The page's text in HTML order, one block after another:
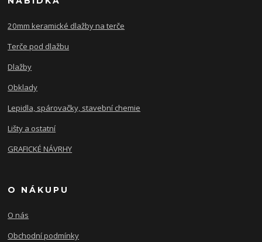
20mm keramické dlažby na terče
Terče pod dlažbu
Dlažby
Obklady
Lepidla, spárovačky, stavební chemie
Lišty a ostatní
GRAFICKÉ NÁVRHY
O NÁKUPU
O nás
Obchodní podmínky